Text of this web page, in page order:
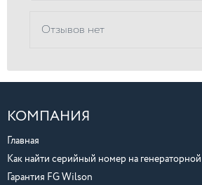
Отзывов нет
КОМПАНИЯ
Главная
Как найти серийный номер на генераторной
Гарантия FG Wilson